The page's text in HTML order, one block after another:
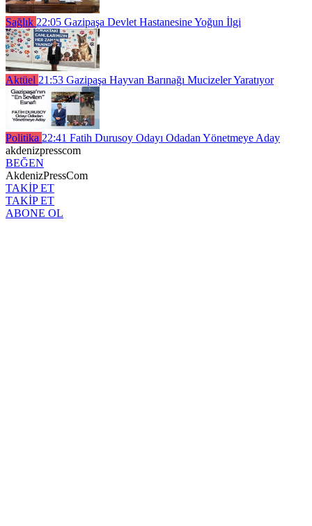
Sağlık 22:05 Gazipaşa Devlet Hastanesine Yoğun İlgi
Aktüel 21:53 Gazipaşa Hayvan Barınağı Mucizeler Yaratıyor
Politika 22:41 Fatih Durusoy Odayı Odadan Yönetmeye Aday
akdenizpresscom
BEĞEN
AkdenizPressCom
TAKİP ET
TAKİP ET
ABONE OL